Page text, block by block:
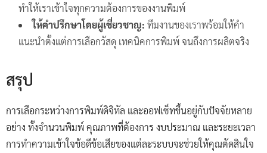
ทำให้เราเข้าใจทุกความต้องการของงานพิมพ์
ให้คำปรึกษาโดยผู้เชี่ยวชาญ: ทีมงานของเราพร้อมให้คำ
แนะนำตั้งแต่การเลือกวัสดุ เทคนิคการพิมพ์ จนถึงการผลิตจริง
สรุป
การเลือกระหว่างการพิมพ์ดิจิทัล และออฟเซ็ทขึ้นอยู่กับปัจจัยหลาย
อย่าง ทั้งจำนวนพิมพ์ คุณภาพที่ต้องการ งบประมาณ และระยะเวลา
การทำความเข้าใจข้อดีข้อเสียของแต่ละระบบจะช่วยให้คุณตัดสินใจ